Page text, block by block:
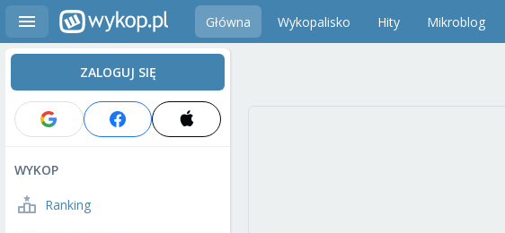
Główna Wykopalisko Hity Mikroblog
ZALOGUJ SIĘ
WYKOP
Ranking